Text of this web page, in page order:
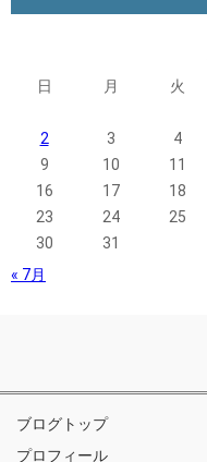
日
月 火
2
3 4
9
10 11
16
17 18
23
24 25
30
31
« 7月
ブログトップ
プロフィール